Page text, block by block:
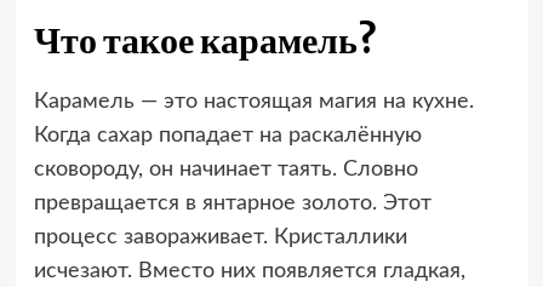
Что такое карамель?
Карамель — это настоящая магия на кухне.
Когда сахар попадает на раскалённую
сковороду, он начинает таять. Словно
превращается в янтарное золото. Этот
процесс завораживает. Кристаллики
исчезают. Вместо них появляется гладкая,